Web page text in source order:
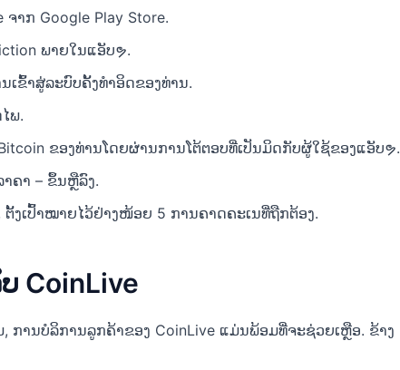
າກ Google Play Store.
ພາຍໃນແອັບຯ.
ເຂົ້າ​ສູ່​ລະ​ບົບ​ຄັ້ງ​ທໍາ​ອິດ​ຂອງ​ທ່ານ​.
ພ.
ຂອງທ່ານໂດຍຜ່ານການໂຕ້ຕອບທີ່ເປັນມິດກັບຜູ້ໃຊ້ຂອງແອັບຯ.
ຄາ – ຂຶ້ນຫຼືລົງ.
ຕັ້ງເປົ້າໝາຍໄວ້ຢ່າງໜ້ອຍ 5 ການຄາດຄະເນທີ່ຖືກຕ້ອງ.
CoinLive
ການບໍລິການລູກຄ້າຂອງ CoinLive ແມ່ນພ້ອມທີ່ຈະຊ່ວຍເຫຼືອ. ຂ້າງ